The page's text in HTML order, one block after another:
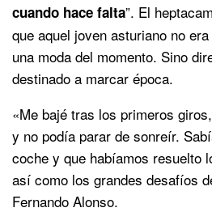
cuando hace falta”. El
que aquel joven asturiano no
una moda del momento. Sino
destinado a marcar época.
«Me bajé tras los primeros
y no podía parar de sonreír.
coche y que habíamos resuelto
así como los grandes desafíos
Fernando Alonso.